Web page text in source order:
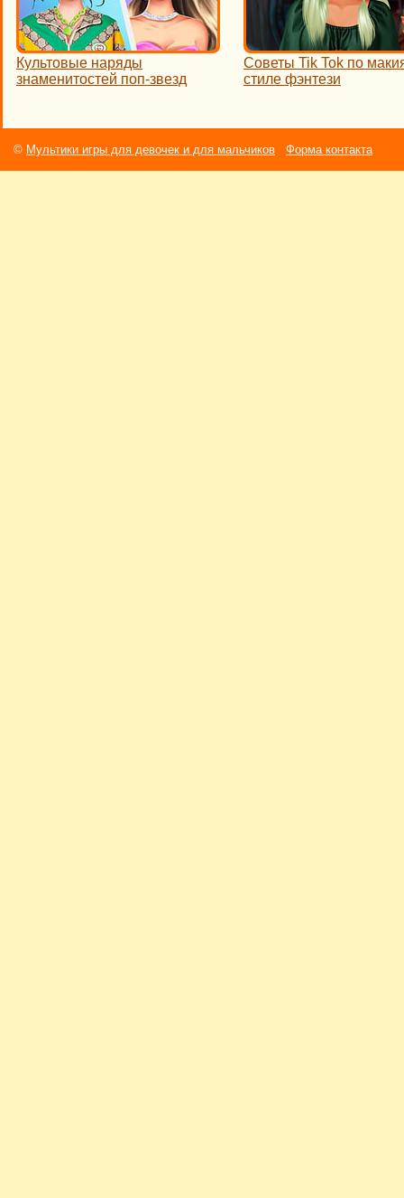
Культовые наряды
знаменитостей поп-звезд
Советы Tik Tok по
стиле фэнтези
© Мультики игры для девочек и для мальчиков Форма контакта